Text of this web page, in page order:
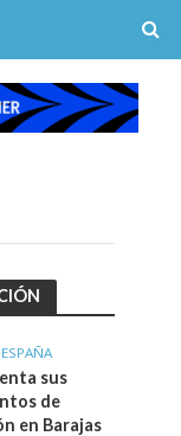
ESPAÑA
sus
de
en Barajas